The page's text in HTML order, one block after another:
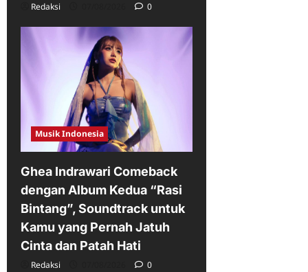
Redaksi 0
Musik Indonesia
Ghea Indrawari Comeback
dengan Album Kedua “Rasi
Bintang”, Soundtrack untuk
Kamu yang Pernah Jatuh
Cinta dan Patah Hati
Redaksi 0